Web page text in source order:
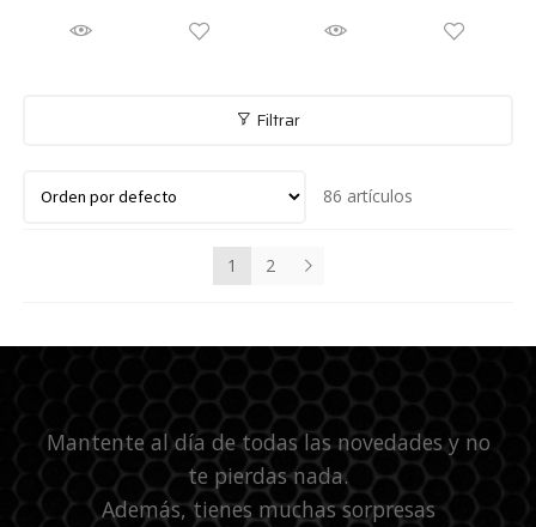
Filtrar
86 artículos
1 2
Mantente al día de todas las novedades y no
te pierdas nada.
Además, tienes muchas sorpresas